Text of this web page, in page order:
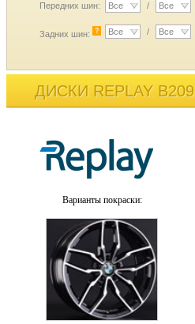
Передних шин: Все / Все
Задних шин: ? Все / Все
ДИСКИ REPLAY
Варианты покраски: